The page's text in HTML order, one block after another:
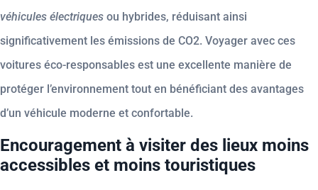
véhicules électriques ou hybrides, réduisant ainsi
significativement les émissions de CO2. Voyager avec ces
voitures éco-responsables est une excellente manière de
protéger l’environnement tout en bénéficiant des avantages
d’un véhicule moderne et confortable.
Encouragement à visiter des lieux moins
accessibles et moins touristiques